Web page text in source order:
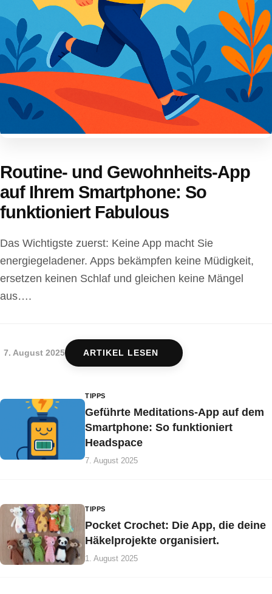
Routine- und Gewohnheits-App
auf Ihrem Smartphone: So
funktioniert Fabulous
Das Wichtigste zuerst: Keine App macht Sie
energiegeladener. Apps bekämpfen keine Müdigkeit,
ersetzen keinen Schlaf und gleichen keine Mängel
aus….
7. August 2025 ARTIKEL LESEN
TIPPS
Geführte Meditations-App auf dem
Smartphone: So funktioniert
Headspace
7. August 2025
TIPPS
Pocket Crochet: Die App, die deine
Häkelprojekte organisiert.
1. August 2025